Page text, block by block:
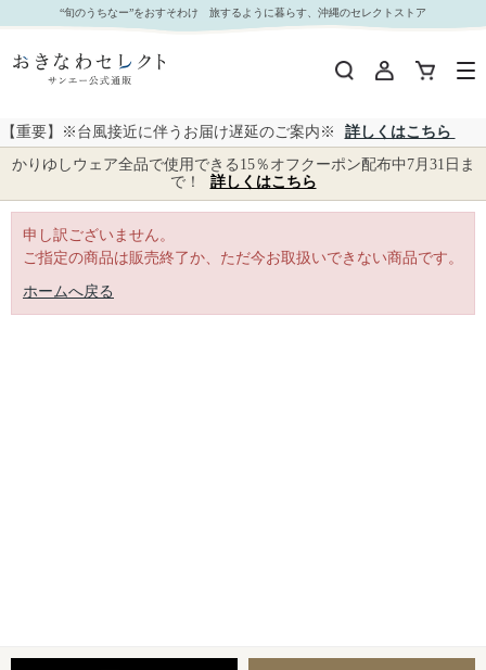
｜おきなわセレクト サンエー公式通販
“旬のうちなー”をおすそわけ 旅するように暮らす、沖縄のセレクトストア
【重要】※台風接近に伴うお届け遅延のご案内※
詳しくはこちら
かりゆしウェア全品で使用できる15％オフクーポン配布中7月31日ま
で！
詳しくはこちら
申し訳ございません。
ご指定の商品は販売終了か、ただ今お取扱いできない商品です。
ホームへ戻る